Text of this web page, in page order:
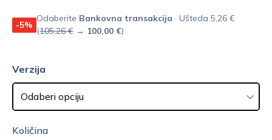
-5%
Odaberite Bankovna transakcija · Ušteda 5,26 €
(105,26 € → 100,00 €)
Verzija
Količina